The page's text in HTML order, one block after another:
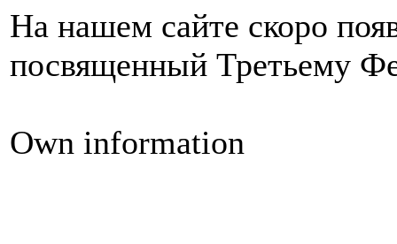
На нашем сайте скоро
посвященный Третьему
Own information